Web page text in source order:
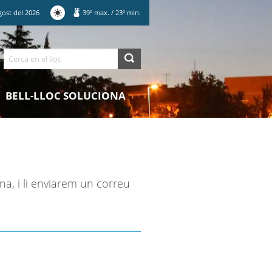
del2026 39º max. / 23º min.
Cerca
BELL-LLOC SOLUCIONA
i li enviarem un correu